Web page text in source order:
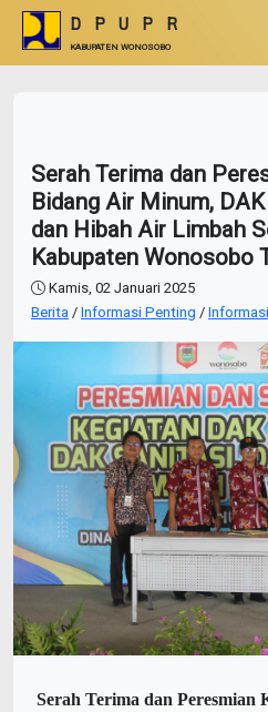
DPUPR
KABUPATEN WONOSOBO
Serah Terima dan
Bidang Air Minum,
dan Hibah Air Limbah
Kabupaten Wonosobo
Kamis, 02 Januari 2025
Berita / Informasi Penting /
Serah Terima dan